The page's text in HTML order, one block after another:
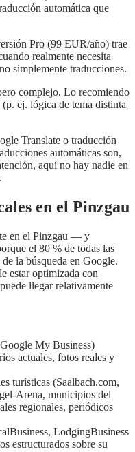
automática que
Pro (99 EUR/año) trae
realmente necesita
simplemente traducciones.
complejo. Lo recomiendo
ej. lógica de tema distinta
Translate o traducción
automáticas son,
aquí no hay nadie en
en el Pinzgau
en el Pinzgau — y
el 80 % de todas las
la búsqueda en Google.
estar optimizada con
llegar relativamente
My Business)
actuales, fotos reales y
turísticas (Saalbach.com,
Arena, municipios del
regionales, periódicos
LodgingBusiness
estructurados sobre su